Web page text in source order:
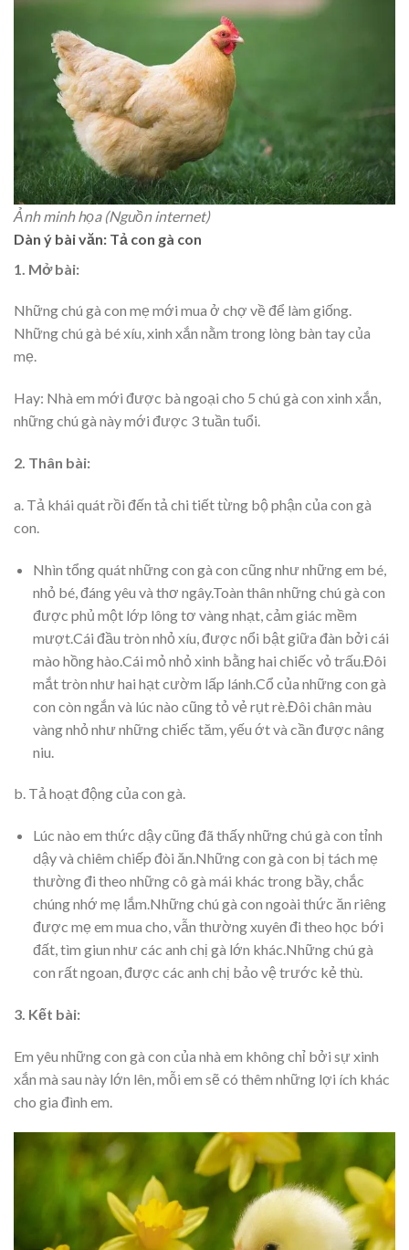
Ảnh minh họa (Nguồn internet)
Dàn ý bài văn: Tả con gà con
1. Mở bài:
Những chú gà con mẹ mới mua ở chợ về để làm giống.
Những chú gà bé xíu, xinh xắn nằm trong lòng bàn tay của
mẹ.
Hay: Nhà em mới được bà ngoại cho 5 chú gà con xinh xắn,
những chú gà này mới được 3 tuần tuổi.
2. Thân bài:
a. Tả khái quát rồi đến tả chi tiết từng bộ phận của con gà
con.
Nhìn tổng quát những con gà con cũng như những em bé,
nhỏ bé, đáng yêu và thơ ngây.Toàn thân những chú gà con
được phủ một lớp lông tơ vàng nhạt, cảm giác mềm
mượt.Cái đầu tròn nhỏ xíu, được nổi bật giữa đàn bởi cái
mào hồng hào.Cái mỏ nhỏ xinh bằng hai chiếc vỏ trấu.Đôi
mắt tròn như hai hạt cườm lấp lánh.Cổ của những con gà
con còn ngắn và lúc nào cũng tỏ vẻ rụt rè.Đôi chân màu
vàng nhỏ như những chiếc tăm, yếu ớt và cần được nâng
niu.
b. Tả hoạt động của con gà.
Lúc nào em thức dậy cũng đã thấy những chú gà con tỉnh
dậy và chiêm chiếp đòi ăn.Những con gà con bị tách mẹ
thường đi theo những cô gà mái khác trong bầy, chắc
chúng nhớ mẹ lắm.Những chú gà con ngoài thức ăn riêng
được mẹ em mua cho, vẫn thường xuyên đi theo học bới
đất, tìm giun như các anh chị gà lớn khác.Những chú gà
con rất ngoan, được các anh chị bảo vệ trước kẻ thù.
3. Kết bài:
Em yêu những con gà con của nhà em không chỉ bởi sự xinh
xắn mà sau này lớn lên, mỗi em sẽ có thêm những lợi ích khác
cho gia đình em.